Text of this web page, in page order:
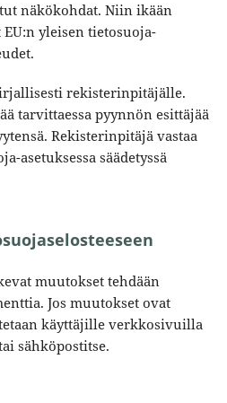
näkökohdat. Niin ikään
yleisen tietosuoja-
rekisterinpitäjälle.
tarvittaessa pyynnön esittäjää
Rekisterinpitäjä vastaa
asetuksessa säädetyssä
muutokset tehdään
Jos muutokset ovat
käyttäjille verkkosivuilla
sähköpostitse.